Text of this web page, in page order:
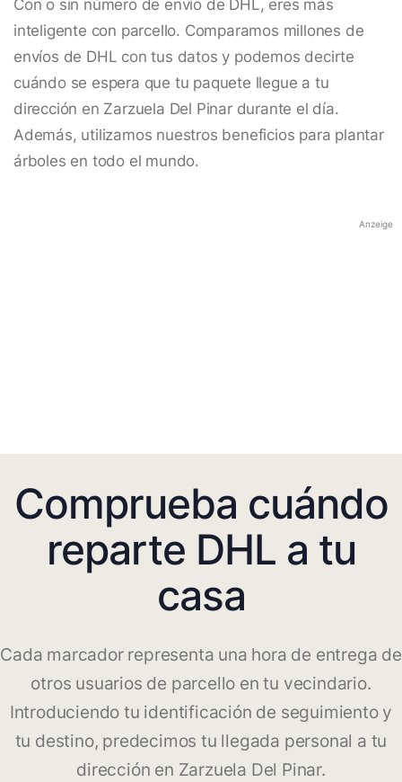
Con o sin número de envío de DHL, eres más
inteligente con parcello. Comparamos millones de
envíos de DHL con tus datos y podemos decirte
cuándo se espera que tu paquete llegue a tu
dirección en Zarzuela Del Pinar durante el día.
Además, utilizamos nuestros beneficios para plantar
árboles en todo el mundo.
Anzeige
Comprueba cuándo
reparte DHL a tu
casa
Cada marcador representa una hora de entrega de
otros usuarios de parcello en tu vecindario.
Introduciendo tu identificación de seguimiento y
tu destino, predecimos tu llegada personal a tu
dirección en Zarzuela Del Pinar.